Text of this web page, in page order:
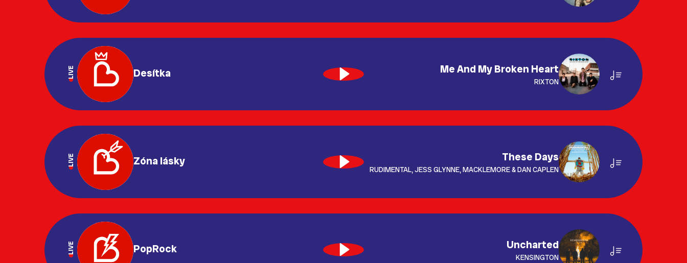
LIVE Desítka Me And My Broken Heart
RIXTON
LIVE Zóna lásky These Days
RUDIMENTAL, JESS GLYNNE, MACKLEMORE & DAN CAPLEN
LIVE PopRock Uncharted
KENSINGTON